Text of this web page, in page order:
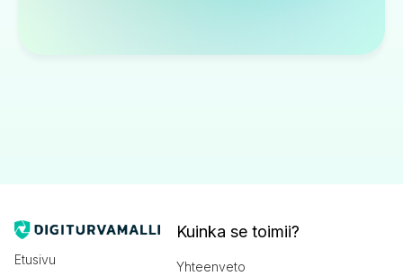
Etusivu
Kuinka se toimii?
Yhteenveto